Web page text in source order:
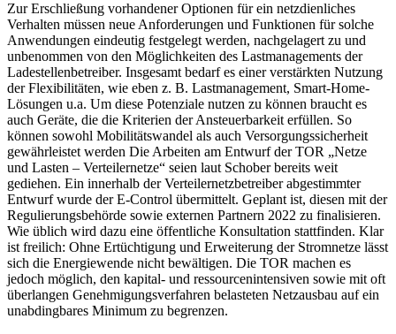
Zur Erschließung vorhandener Optionen für ein netzdienliches
Verhalten müssen neue Anforderungen und Funktionen für solche
Anwendungen eindeutig festgelegt werden, nachgelagert zu und
unbenommen von den Möglichkeiten des Lastmanagements der
Ladestellenbetreiber. Insgesamt bedarf es einer verstärkten Nutzung
der Flexibilitäten, wie eben z. B. Lastmanagement, Smart-Home-
Lösungen u.a. Um diese Potenziale nutzen zu können braucht es
auch Geräte, die die Kriterien der Ansteuerbarkeit erfüllen. So
können sowohl Mobilitätswandel als auch Versorgungssicherheit
gewährleistet werden Die Arbeiten am Entwurf der TOR „Netze
und Lasten – Verteilernetze“ seien laut Schober bereits weit
gediehen. Ein innerhalb der Verteilernetzbetreiber abgestimmter
Entwurf wurde der E-Control übermittelt. Geplant ist, diesen mit der
Regulierungsbehörde sowie externen Partnern 2022 zu finalisieren.
Wie üblich wird dazu eine öffentliche Konsultation stattfinden. Klar
ist freilich: Ohne Ertüchtigung und Erweiterung der Stromnetze lässt
sich die Energiewende nicht bewältigen. Die TOR machen es
jedoch möglich, den kapital- und ressourcenintensiven sowie mit oft
überlangen Genehmigungsverfahren belasteten Netzausbau auf ein
unabdingbares Minimum zu begrenzen.